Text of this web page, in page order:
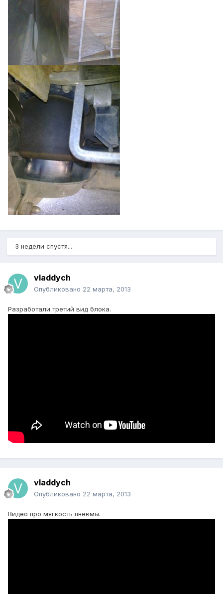
3 недели спустя...
vladdych
Опубликовано 22 марта, 2013
Разработали третий вид блока.
vladdych
Опубликовано 22 марта, 2013
Видео про мягкость пневмы.